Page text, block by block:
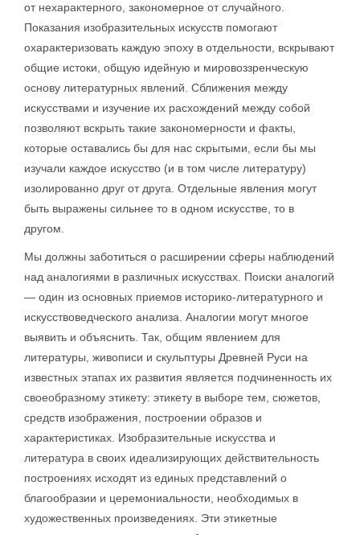
от нехарактерного, закономерное от случайного.
Показания изобразительных искусств помогают
охарактеризовать каждую эпоху в отдельности, вскрывают
общие истоки, общую идейную и мировоззренческую
основу литературных явлений. Сближения между
искусствами и изучение их расхождений между собой
позволяют вскрыть такие закономерности и факты,
которые оставались бы для нас скрытыми, если бы мы
изучали каждое искусство (и в том числе литературу)
изолированно друг от друга. Отдельные явления могут
быть выражены сильнее то в одном искусстве, то в
другом.
Мы должны заботиться о расширении сферы наблюдений
над аналогиями в различных искусствах. Поиски аналогий
— один из основных приемов историко-литературного и
искусствоведческого анализа. Аналогии могут многое
выявить и объяснить. Так, общим явлением для
литературы, живописи и скульптуры Древней Руси на
известных этапах их развития является подчиненность их
своеобразному этикету: этикету в выборе тем, сюжетов,
средств изображения, построении образов и
характеристиках. Изобразительные искусства и
литература в своих идеализирующих действительность
построениях исходят из единых представлений о
благообразии и церемониальности, необходимых в
художественных произведениях. Эти этикетные